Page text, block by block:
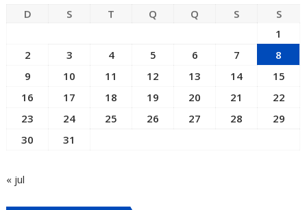
D S T Q Q S
S
1
2
3 4 5 6 7
8
9
10 11 12 13 14
15
16
17 18 19 20 21
22
23
24 25 26 27 28
29
30
31
« jul